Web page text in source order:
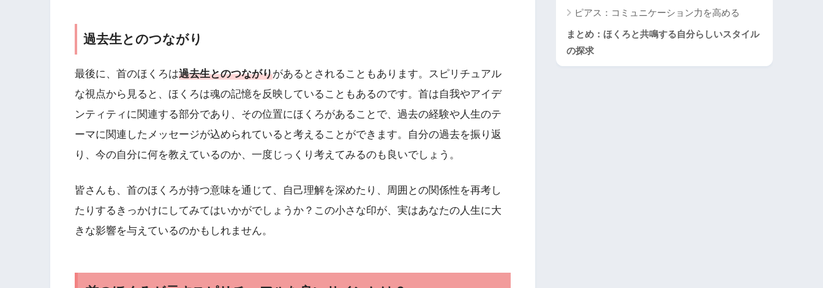
過去生とのつながり
最後に、首のほくろは過去生とのつながりがあるとされることもあります。スピリチュアル
な視点から見ると、ほくろは魂の記憶を反映していることもあるのです。首は自我やアイデ
ンティティに関連する部分であり、その位置にほくろがあることで、過去の経験や人生のテ
ーマに関連したメッセージが込められていると考えることができます。自分の過去を振り返
り、今の自分に何を教えているのか、一度じっくり考えてみるのも良いでしょう。
皆さんも、首のほくろが持つ意味を通じて、自己理解を深めたり、周囲との関係性を再考し
たりするきっかけにしてみてはいかがでしょうか？この小さな印が、実はあなたの人生に大
きな影響を与えているのかもしれません。
ピアス：コミュニケーション力を高める
まとめ：ほくろと共鳴する自分らしいスタイル
の探求